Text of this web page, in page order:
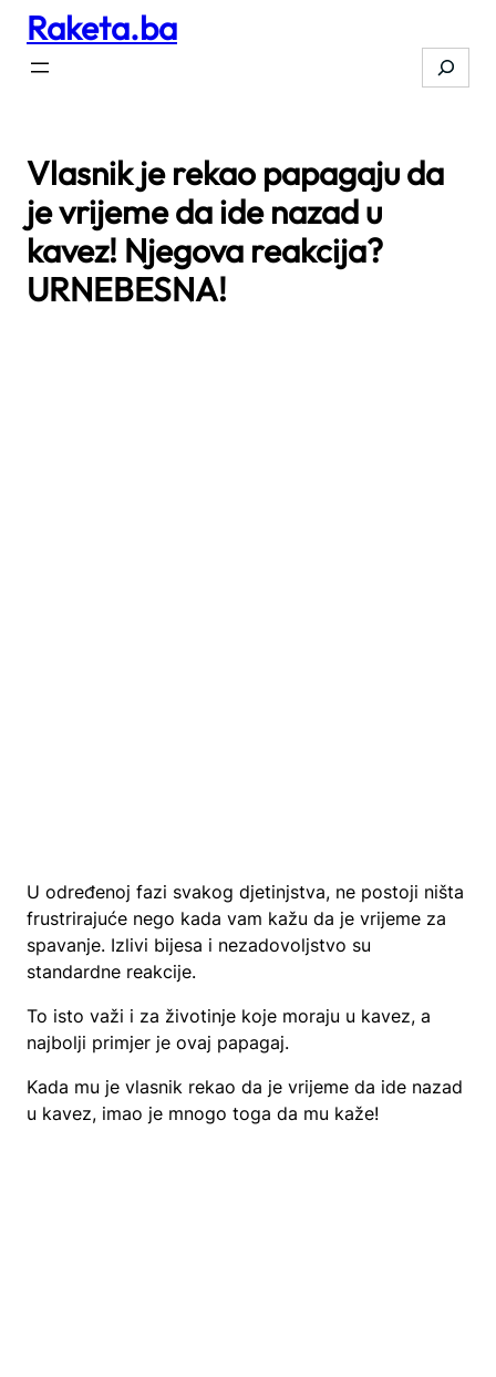
Skip
content
Raketa.ba
Search
Vlasnik je rekao papagaju da
je vrijeme da ide nazad u
kavez! Njegova reakcija?
URNEBESNA!
U određenoj fazi svakog djetinjstva, ne postoji ništa
frustrirajuće nego kada vam kažu da je vrijeme za
spavanje. Izlivi bijesa i nezadovoljstvo su
standardne reakcije.
To isto važi i za životinje koje moraju u kavez, a
najbolji primjer je ovaj papagaj.
Kada mu je vlasnik rekao da je vrijeme da ide nazad
u kavez, imao je mnogo toga da mu kaže!